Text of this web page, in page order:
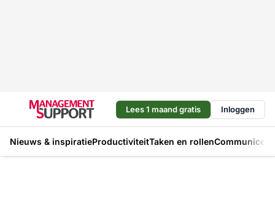
Lees 1 maand gratis Inloggen
Nieuws & inspiratieProductiviteitTaken en rollen